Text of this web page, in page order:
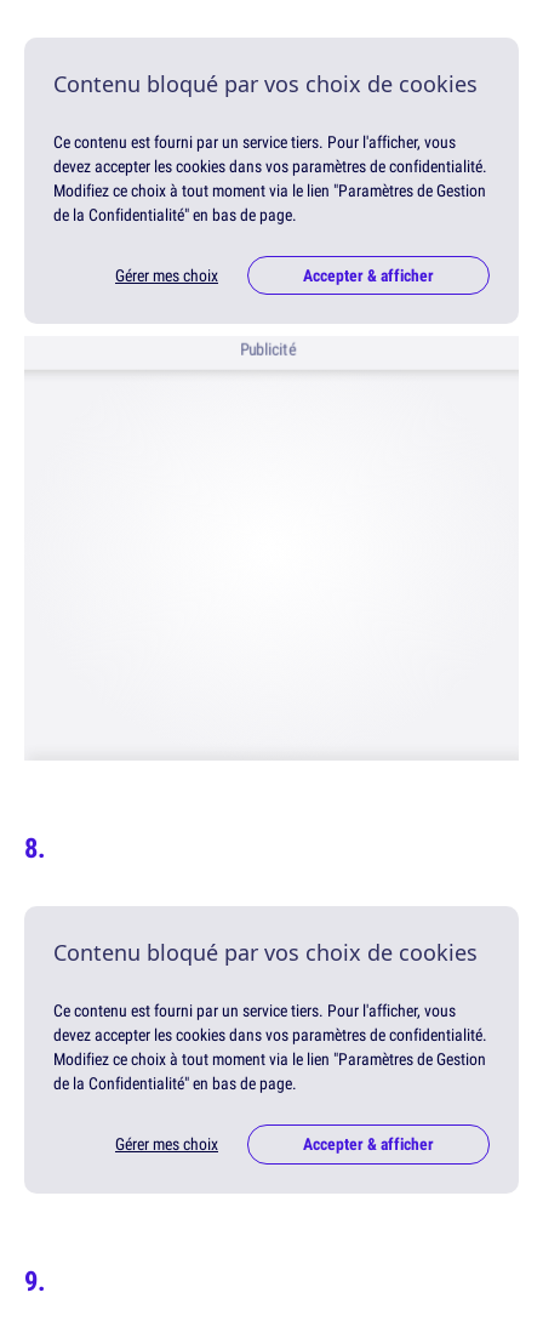
Contenu bloqué par vos choix de cookies
Ce contenu est fourni par un service tiers. Pour l'afficher, vous
devez accepter les cookies dans vos paramètres de confidentialité.
Modifiez ce choix à tout moment via le lien "Paramètres de Gestion
de la Confidentialité" en bas de page.
Gérer mes choix Accepter & afficher
Publicité
Contenu bloqué par vos choix de cookies
Ce contenu est fourni par un service tiers. Pour l'afficher, vous
devez accepter les cookies dans vos paramètres de confidentialité.
Modifiez ce choix à tout moment via le lien "Paramètres de Gestion
de la Confidentialité" en bas de page.
Gérer mes choix Accepter & afficher